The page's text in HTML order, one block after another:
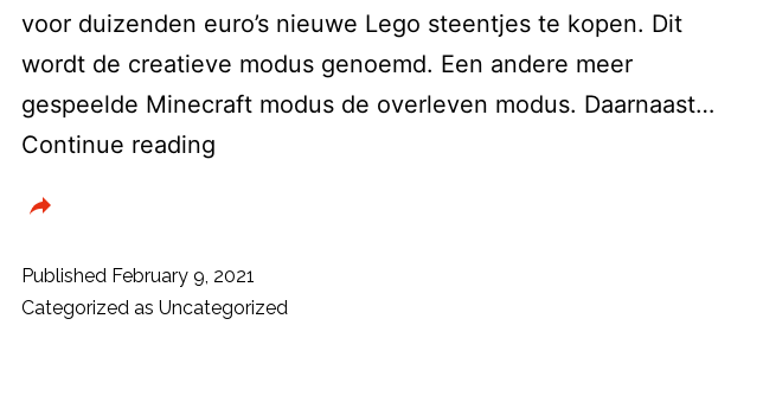
voor duizenden euro’s nieuwe Lego steentjes te kopen. Dit
wordt de creatieve modus genoemd. Een andere meer
gespeelde Minecraft modus de overleven modus. Daarnaast…
Continue readingKennismaken
Published February 9, 2021
Categorized as Uncategorized